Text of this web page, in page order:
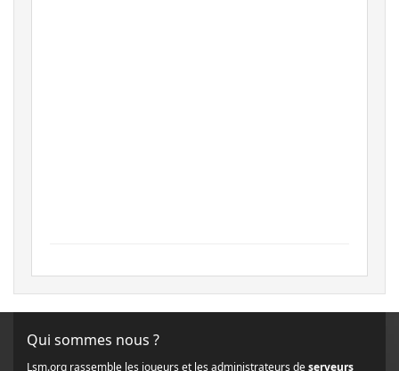
Qui sommes nous ?
Lsm.org rassemble les joueurs et les administrateurs deserveurs